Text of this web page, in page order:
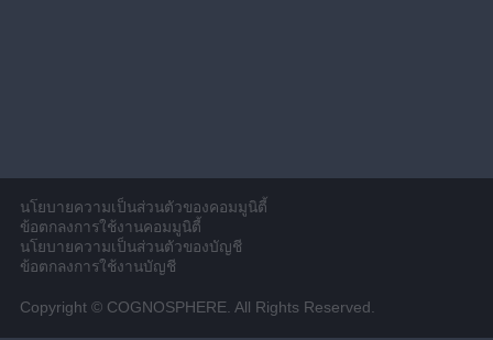
นโยบายความเป็นส่วนตัวของคอมมูนิตี้
ข้อตกลงการใช้งานคอมมูนิตี้
นโยบายความเป็นส่วนตัวของบัญชี
ข้อตกลงการใช้งานบัญชี
Copyright © COGNOSPHERE. All Rights Reserved.